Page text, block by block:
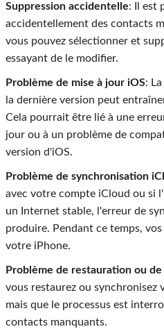
Suppression accidentelle: Il est
accidentellement des contacts
vous pouvez sélectionner et
essayant de le modifier.
Problème de mise à jour iOS:
la dernière version peut
Cela pourrait être lié à une
jour ou à un problème de
version d'iOS.
Problème de synchronisation
avec votre compte iCloud ou si
un Internet stable, l'erreur de
produire. Pendant ce temps,
votre iPhone.
Problème de restauration ou
vous restaurez ou synchronisez
mais que le processus est
contacts manquants.